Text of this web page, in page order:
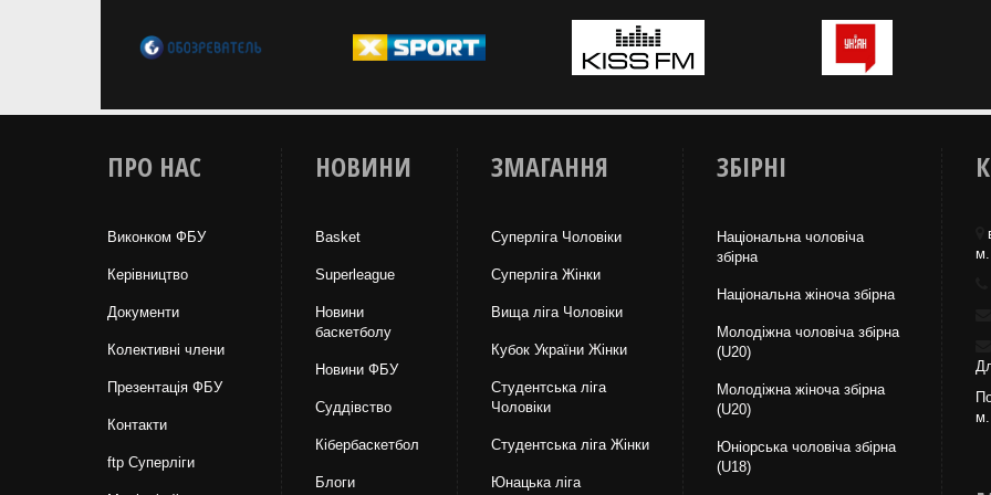
ПРО НАС
Виконком ФБУ
Керівництво
Документи
Колективні члени
Презентація ФБУ
Контакти
ftp Суперліги
НОВИНИ
Basket
Superleague
Новини
баскетболу
Новини ФБУ
Суддівство
Кібербаскетбол
Блоги
ЗМАГАННЯ
Суперліга Чоловіки
Суперліга Жінки
Вища лiга Чоловіки
Кубок України Жінки
Студентська ліга
Чоловiки
Студентська ліга Жінки
Юнацька ліга
ЗБІРНІ
Національна чоловіча
збірна
Національна жiноча збірна
Молодіжна чоловіча збірна
(U20)
Молодіжна жіноча збірна
(U20)
Юніорська чоловіча збірна
(U18)
м.